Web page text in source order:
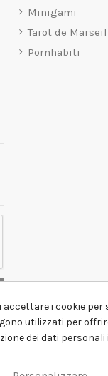
Minigami
Tarot de
Pornhabiti
accettare i cookie
utilizzati per
dei dati